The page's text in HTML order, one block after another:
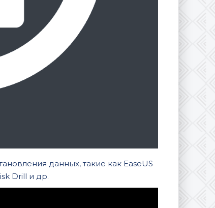
данных, такие как EaseUS
Drill и др.